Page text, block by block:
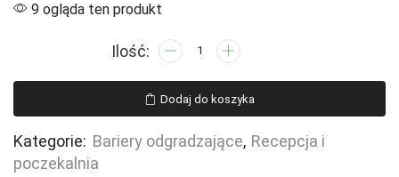
9 ogląda ten produkt
ilość
betonowa,
600x600
mm,
Dodaj do koszyka
Kategorie: Bariery odgradzające, Recepcja i
poczekalnia